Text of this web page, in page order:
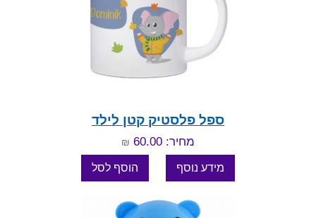
ספל פלסטיק קטן לילד
מחיר: 60.00 ₪